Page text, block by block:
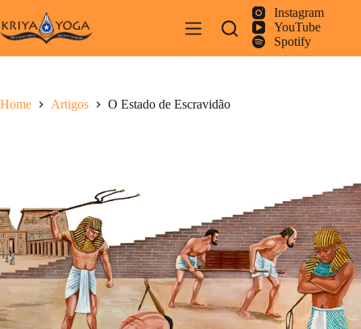
para
o
Instagram
YouTube
Spotify
Home Artigos O Estado de Escravidão